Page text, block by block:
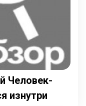
Человек-
изнутри